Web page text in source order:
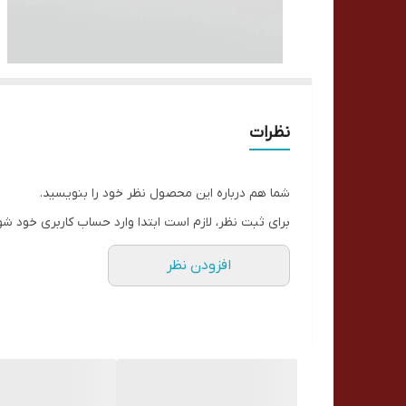
نظرات
شما هم درباره این محصول نظر خود را بنویسید.
برای ثبت نظر، لازم است ابتدا وارد حساب کاربری خود
افزودن نظر